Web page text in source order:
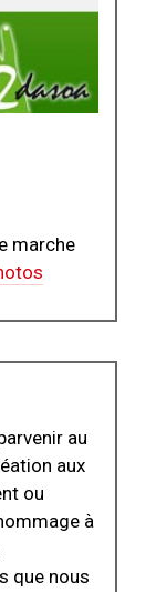
marche
au
aux
ou
à
que nous